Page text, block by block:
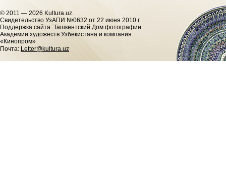
© 2011 — 2026 Kultura.uz.
Cвидетельство УзАПИ №0632 от 22 июня 2010 г.
Поддержка сайта: Ташкентский Дом фотографии
Академии художеств Узбекистана и компания
«Кинопром»
Почта: Letter@kultura.uz